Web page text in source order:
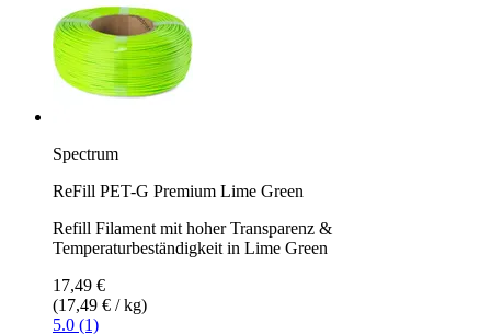
Spectrum
ReFill PET-G Premium Lime Green
Refill Filament mit hoher Transparenz &
Temperaturbeständigkeit in Lime Green
17,49 €
(17,49 € / kg)
5.0 (1)